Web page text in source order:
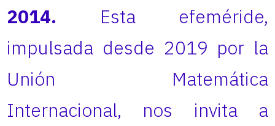
2014. Esta efeméride,
impulsada desde 2019 por la
Unión Matemática
Internacional, nos invita a